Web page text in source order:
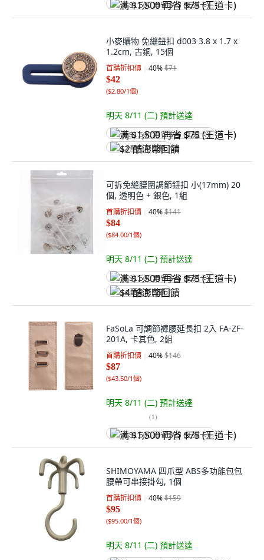
满 $1,500 再省 $75 (王道卡)
小麥購物 免縫鈕扣 d003 3.8 x 1.7 x
1.2cm, 古銅, 15個
首購折扣價 40%$71
$42
($2.80/1個)
明天 8/11 (二) 預計送達
满 $1,500 再省 $75 (王道卡)
$2 酷澎幣回饋
可拆免縫腰圍調節鈕扣 小(17mm) 20
個, 透明色 + 銀色, 1組
首購折扣價 40%$141
$84
($84.00/1個)
明天 8/11 (二) 預計送達
满 $1,500 再省 $75 (王道卡)
$4 酷澎幣回饋
FaSoLa 可調節褲腰延長扣 2入 FA-ZF-
201A, 卡其色, 2組
首購折扣價 40%$146
$87
($43.50/1個)
明天 8/11 (二) 預計送達
(1)
满 $1,500 再省 $75 (王道卡)
SHIMOYAMA 四爪型 ABS多功能包包
腰帶可串接掛勾, 1個
首購折扣價 40%$159
$95
($95.00/1個)
明天 8/11 (二) 預計送達